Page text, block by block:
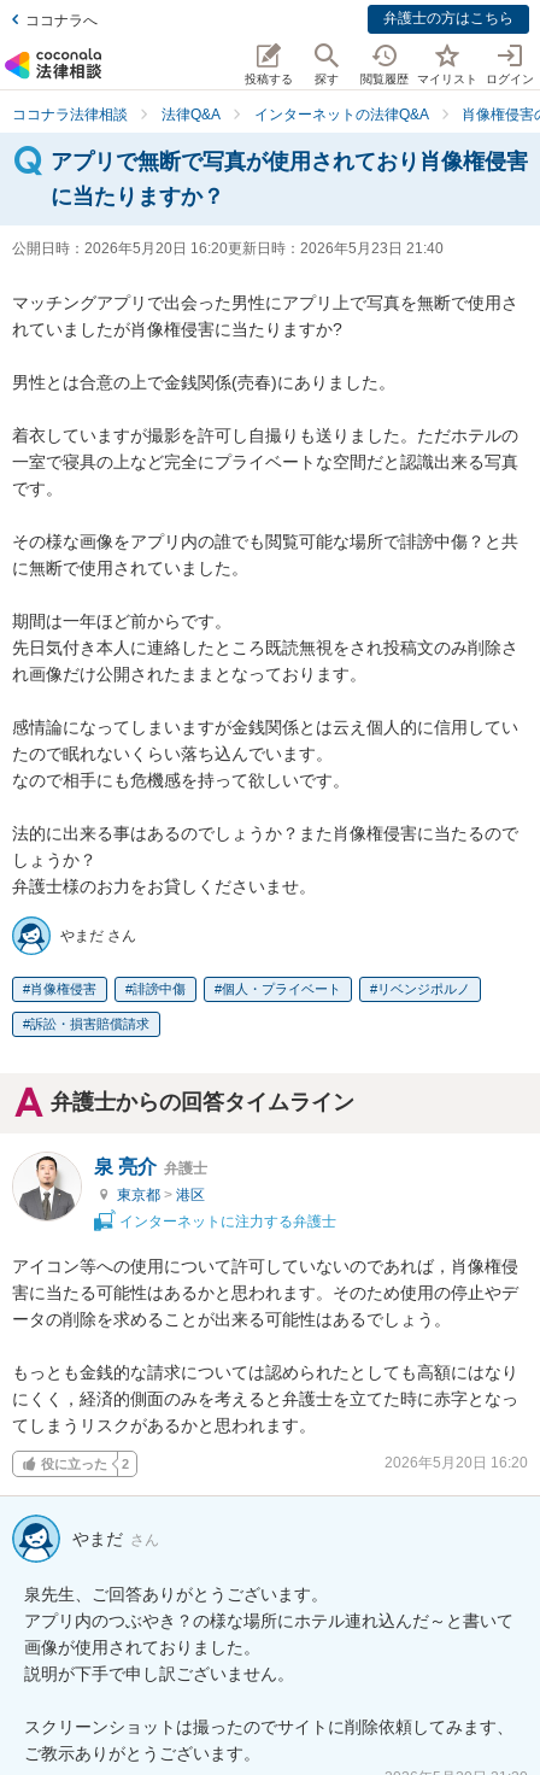
ココナラへ 弁護士の方はこちら
投稿する 探す 閲覧履歴 マイリスト ログイン
ココナラ法律相談 法律Q&A インターネットの法律Q&A 肖像権侵害
アプリで無断で写真が使用されており肖像権侵害
に当たりますか？
公開日時： 2026年5月20日 16:20更新日時： 2026年5月23日 21:40
マッチングアプリで出会った男性にアプリ上で写真を無断で使用さ
れていましたが肖像権侵害に当たりますか?
男性とは合意の上で金銭関係(売春)にありました。
着衣していますが撮影を許可し自撮りも送りました。ただホテルの
一室で寝具の上など完全にプライベートな空間だと認識出来る写真
です。
その様な画像をアプリ内の誰でも閲覧可能な場所で誹謗中傷？と共
に無断で使用されていました。
期間は一年ほど前からです。
先日気付き本人に連絡したところ既読無視をされ投稿文のみ削除さ
れ画像だけ公開されたままとなっております。
感情論になってしまいますが金銭関係とは云え個人的に信用してい
たので眠れないくらい落ち込んでいます。
なので相手にも危機感を持って欲しいです。
法的に出来る事はあるのでしょうか？また肖像権侵害に当たるので
しょうか？
弁護士様のお力をお貸しくださいませ。
やまだ さん
肖像権侵害 誹謗中傷 個人・プライベート リベンジポルノ
訴訟・損害賠償請求
弁護士からの回答タイムライン
泉 亮介 弁護士
東京都 > 港区
インターネットに注力する弁護士
アイコン等への使用について許可していないのであれば，肖像権侵
害に当たる可能性はあるかと思われます。そのため使用の停止やデ
ータの削除を求めることが出来る可能性はあるでしょう。
もっとも金銭的な請求については認められたとしても高額にはなり
にくく，経済的側面のみを考えると弁護士を立てた時に赤字となっ
てしまうリスクがあるかと思われます。
役に立った 2 2026年5月20日 16:20
やまだ さん
泉先生、ご回答ありがとうございます。
アプリ内のつぶやき？の様な場所にホテル連れ込んだ～と書いて
画像が使用されておりました。
説明が下手で申し訳ございません。
スクリーンショットは撮ったのでサイトに削除依頼してみます、
ご教示ありがとうございます。